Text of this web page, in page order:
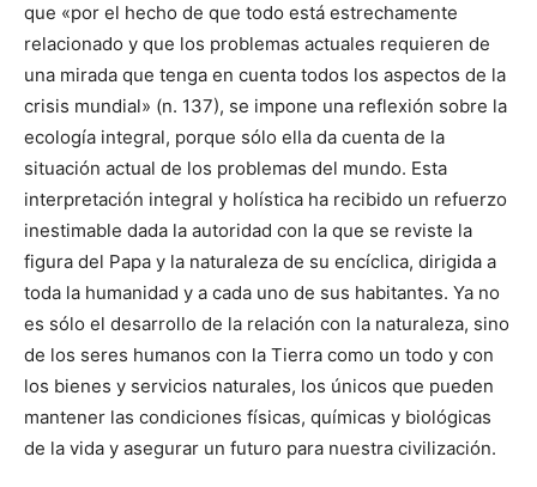
que «por el hecho de que todo está estrechamente
relacionado y que los problemas actuales requieren de
una mirada que tenga en cuenta todos los aspectos de la
crisis mundial» (n. 137), se impone una reflexión sobre la
ecología integral, porque sólo ella da cuenta de la
situación actual de los problemas del mundo. Esta
interpretación integral y holística ha recibido un refuerzo
inestimable dada la autoridad con la que se reviste la
figura del Papa y la naturaleza de su encíclica, dirigida a
toda la humanidad y a cada uno de sus habitantes. Ya no
es sólo el desarrollo de la relación con la naturaleza, sino
de los seres humanos con la Tierra como un todo y con
los bienes y servicios naturales, los únicos que pueden
mantener las condiciones físicas, químicas y biológicas
de la vida y asegurar un futuro para nuestra civilización.